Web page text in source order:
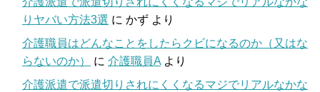
りヤバい方法3選 に かず より
介護職員はどんなことをしたらクビになるのか（又はな
らないのか）
に 介護職員A より
介護派遣で派遣切りされにくくなるマジでリアルなかな